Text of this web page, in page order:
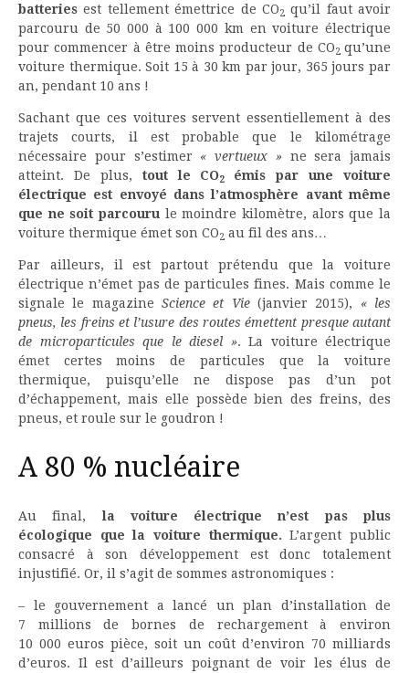
batteries est tellement émettrice de CO2 qu’il faut avoir
parcouru de 50 000 à 100 000 km en voiture électrique
pour commencer à être moins producteur de CO2 qu’une
voiture thermique. Soit 15 à 30 km par jour, 365 jours par
an, pendant 10 ans !
Sachant que ces voitures servent essentiellement à des
trajets courts, il est probable que le kilométrage
nécessaire pour s’estimer « vertueux »ne sera jamais
atteint. De plus, tout le CO2 émis par une voiture
électrique est envoyé dans l’atmosphère avant même
que ne soit parcouru le moindre kilomètre, alors que la
voiture thermique émet son CO2 au fil des ans…
Par ailleurs, il est partout prétendu que la voiture
électrique n’émet pas de particules fines. Mais comme le
signale le magazine Science et Vie(janvier 2015), « les
pneus, les freins et l’usure des routes émettent presque autant
de microparticules que le diesel ». La voiture électrique
émet certes moins de particules que la voiture
thermique, puisqu’elle ne dispose pas d’un pot
d’échappement, mais elle possède bien des freins, des
pneus, et roule sur le goudron !
A 80 % nucléaire
Au final,la voiture électrique n’est pas plus
écologique que la voiture thermique. L’argent public
consacré à son développement est donc totalement
injustifié. Or, il s’agit de sommes astronomiques :
– le gouvernement a lancé un plan d’installation de
7 millions de bornes de rechargement à environ
10 000 euros pièce, soit un coût d’environ 70 milliards
d’euros. Il est d’ailleurs poignant de voir les élus de